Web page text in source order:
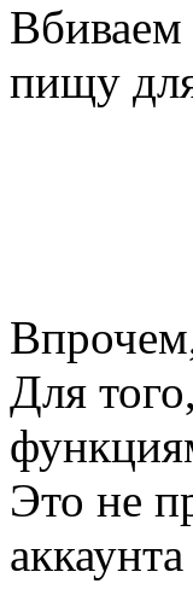
пищу
Для
Это не